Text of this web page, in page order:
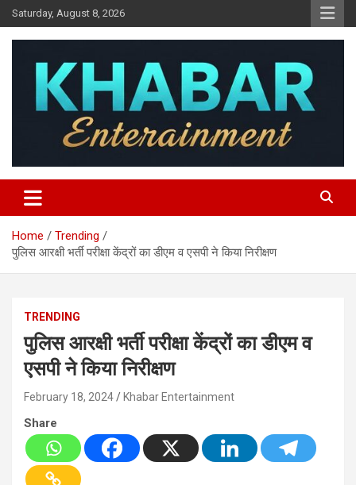
Skip
to
content
Saturday, August 8, 2026
Khabar Entertainment
Home
Trending
पुलिस आरक्षी भर्ती परीक्षा केंद्रों का डीएम व एसपी ने किया निरीक्षण
TRENDING
पुलिस आरक्षी भर्ती परीक्षा केंद्रों का डीएम व
एसपी ने किया निरीक्षण
February 18, 2024 Khabar Entertainment
Share